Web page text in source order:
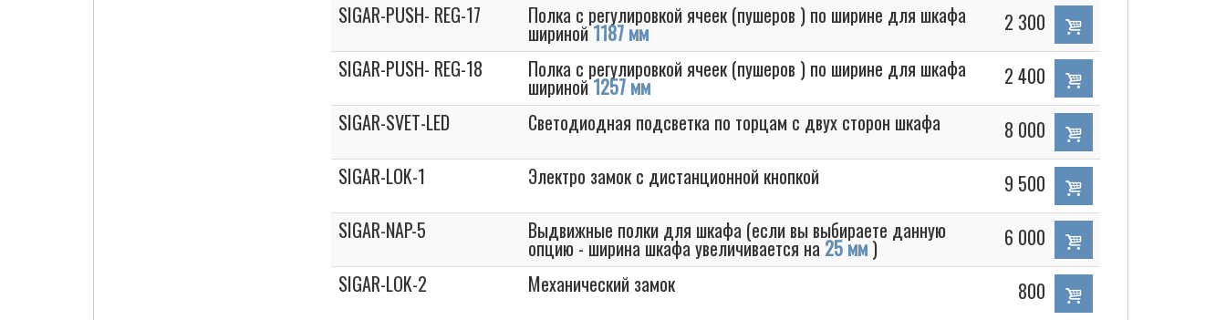
SIGAR-PUSH- REG-17
Полка с регулировкой ячеек (пушеров ) по ширине для шкафа
шириной1187 мм
2 300
SIGAR-PUSH- REG-18
Полка с регулировкой ячеек (пушеров ) по ширине для шкафа
шириной1257 мм
2 400
SIGAR-SVET-LED
Светодиодная подсветка по торцам с двух сторон шкафа
8 000
SIGAR-LOK-1
Электро замок с дистанционной кнопкой
9 500
SIGAR-NAP-5
Выдвижные полки для шкафа (если вы выбираете данную
опцию - ширина шкафа увеличивается на 25 мм )
6 000
SIGAR-LOK-2
Механический замок 800